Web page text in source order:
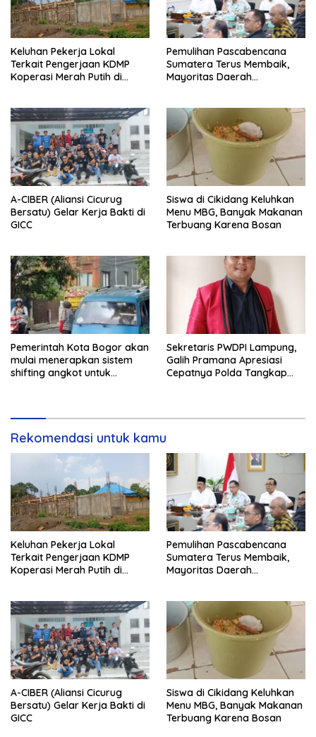
Keluhan Pekerja Lokal
Terkait Pengerjaan KDMP
Koperasi Merah Putih di
Pemulihan Pascabencana
Sumatera Terus Membaik,
Mayoritas Daerah
A-CIBER (Aliansi Cicurug
Bersatu) Gelar Kerja Bakti di
GICC
Siswa di Cikidang Keluhkan
Menu MBG, Banyak Makanan
Terbuang Karena Bosan
Pemerintah Kota Bogor akan
mulai menerapkan sistem
shifting angkot untuk
Sekretaris PWDPI Lampung,
Galih Pramana Apresiasi
Cepatnya Polda Tangkap
Rekomendasi untuk kamu
Keluhan Pekerja Lokal
Terkait Pengerjaan KDMP
Koperasi Merah Putih di
Pemulihan Pascabencana
Sumatera Terus Membaik,
Mayoritas Daerah
A-CIBER (Aliansi Cicurug
Bersatu) Gelar Kerja Bakti di
GICC
Siswa di Cikidang Keluhkan
Menu MBG, Banyak Makanan
Terbuang Karena Bosan